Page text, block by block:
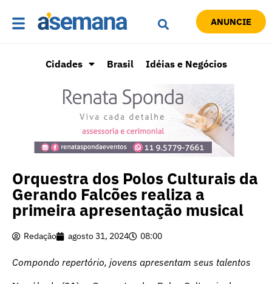
ANUNCIE
Cidades Brasil Idéias e Negócios
Orquestra dos Polos Culturais da
Gerando Falcões realiza a
primeira apresentação musical
Redação agosto 31, 2024 08:00
Compondo repertório, jovens apresentam seus talentos